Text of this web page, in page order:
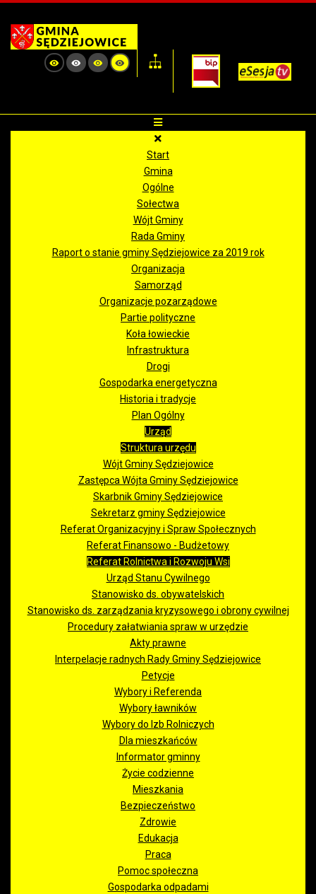
Start
Gmina
Ogólne
Sołectwa
Wójt Gminy
Rada Gminy
Raport o stanie gminy Sędziejowice za 2019 rok
Organizacja
Samorząd
Organizacje pozarządowe
Partie polityczne
Koła łowieckie
Infrastruktura
Drogi
Gospodarka energetyczna
Historia i tradycje
Plan Ogólny
Urząd
Struktura urzędu
Wójt Gminy Sędziejowice
Zastępca Wójta Gminy Sędziejowice
Skarbnik Gminy Sędziejowice
Sekretarz gminy Sędziejowice
Referat Organizacyjny i Spraw Społecznych
Referat Finansowo - Budżetowy
Referat Rolnictwa i Rozwoju Wsi
Urząd Stanu Cywilnego
Stanowisko ds. obywatelskich
Stanowisko ds. zarządzania kryzysowego i obrony cywilnej
Procedury załatwiania spraw w urzędzie
Akty prawne
Interpelacje radnych Rady Gminy Sędziejowice
Petycje
Wybory i Referenda
Wybory ławników
Wybory do Izb Rolniczych
Dla mieszkańców
Informator gminny
Życie codzienne
Mieszkania
Bezpieczeństwo
Zdrowie
Edukacja
Praca
Pomoc społeczna
Gospodarka odpadami